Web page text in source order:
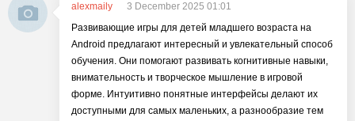
alexmaily
3 December 2025 01:01
Развивающие игры для детей младшего возраста на
Android предлагают интересный и увлекательный способ
обучения. Они помогают развивать когнитивные навыки,
внимательность и творческое мышление в игровой
форме. Интуитивно понятные интерфейсы делают их
доступными для самых маленьких, а разнообразие тем